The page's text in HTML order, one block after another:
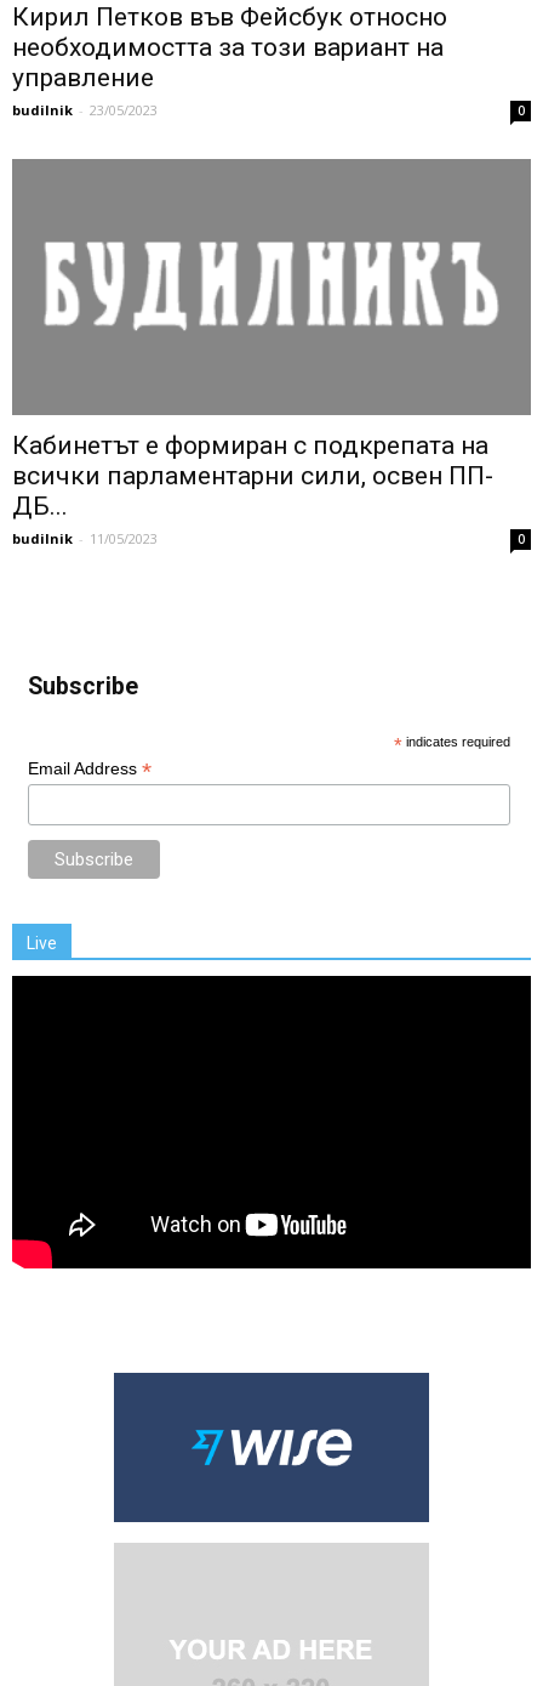
Кирил Петков във Фейсбук относно
необходимостта за този вариант на
управление
budilnik - 23/05/2023 0
Кабинетът е формиран с подкрепата на
всички парламентарни сили, освен ПП-
ДБ...
budilnik - 11/05/2023 0
Subscribe
* indicates required
Email Address *
Live